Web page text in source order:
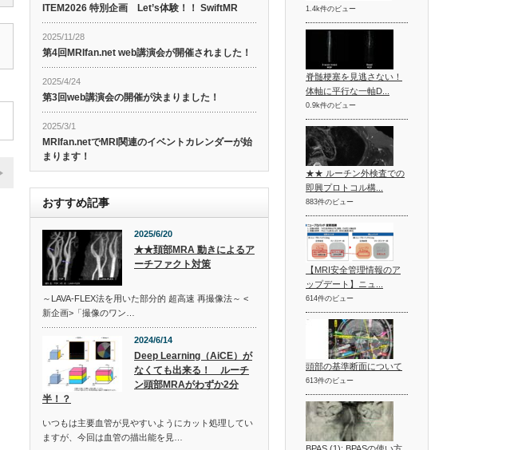
ITEM2026 特別企画 Let’s体験！！ SwiftMR
2025/11/28
第4回MRIfan.net web講演会が開催されました！
2025/4/24
第3回web講演会の開催が決まりました！
2025/3/1
MRIfan.netでMRI関連のイベントカレンダーが始
まります！
おすすめ記事
2025/6/20
★★頚部MRA 動きによるア
ーチファクト対策
～LAVA-FLEX法を用いた部分的 超高速 再撮像法～ <
新企画>「撮像のワン…
2024/6/14
Deep Learning（AiCE）が
なくても出来る！ ルーチ
ン頭部MRAがわずか2分
半！？
いつもは主要血管が見やすいようにカット処理してい
ますが、今回は血管の描出能を見…
1.4k件のビュー
脊髄梗塞を見逃さない！
体軸に平行な一軸D...
0.9k件のビュー
★★ ルーチン外検査での
即興プロトコル構...
883件のビュー
【MRI安全管理情報のア
ップデート】ニュ...
614件のビュー
頭部の基準断面について
613件のビュー
BPAS (1): BPASの使い方